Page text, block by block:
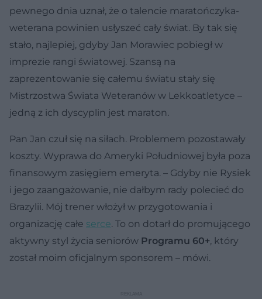
pewnego dnia uznał, że o talencie maratończyka-
weterana powinien usłyszeć cały świat. By tak się
stało, najlepiej, gdyby Jan Morawiec pobiegł w
imprezie rangi światowej. Szansą na
zaprezentowanie się całemu światu stały się
Mistrzostwa Świata Weteranów w Lekkoatletyce –
jedną z ich dyscyplin jest maraton.
Pan Jan czuł się na siłach. Problemem pozostawały
koszty. Wyprawa do Ameryki Południowej była poza
finansowym zasięgiem emeryta. – Gdyby nie Rysiek
i jego zaangażowanie, nie dałbym rady polecieć do
Brazylii. Mój trener włożył w przygotowania i
organizację całe serce. To on dotarł do promującego
aktywny styl życia seniorów Programu 60+, który
został moim oficjalnym sponsorem – mówi.